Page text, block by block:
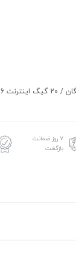
۷ روز ضمانت
بازگشت